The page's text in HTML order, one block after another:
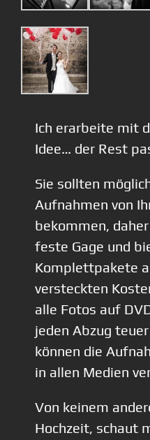
Ich erarbeite mit
Idee… der Rest
Sie sollten
Aufnahmen von
bekommen,
feste Gage und
Komplettpakete
versteckten
alle Fotos auf
jeden Abzug
können die
in allen Medien
Von keinem
Hochzeit, schaut